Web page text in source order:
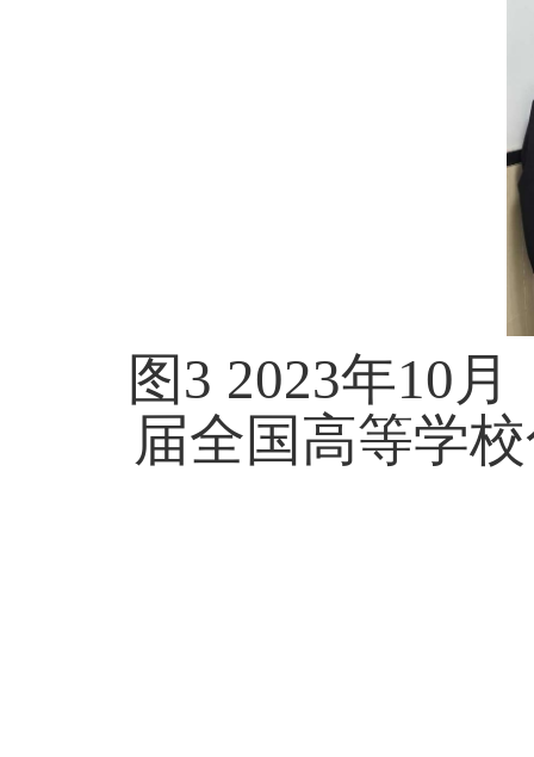
图3 2023年10
届全国高等学